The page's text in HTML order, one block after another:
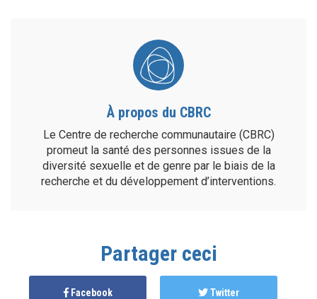
À propos du CBRC
Le Centre de recherche communautaire (CBRC)
promeut la santé des personnes issues de la
diversité sexuelle et de genre par le biais de la
recherche et du développement d’interventions.
Partager ceci
Facebook Twitter